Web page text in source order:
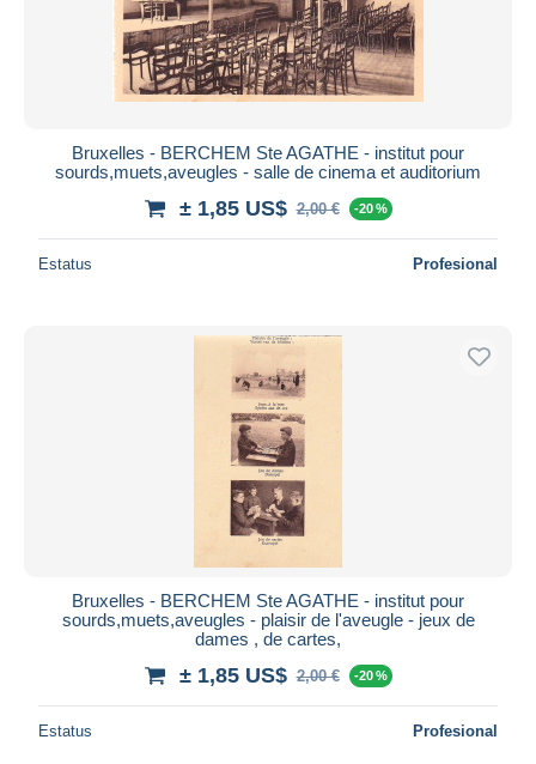
Bruxelles - BERCHEM Ste AGATHE - institut pour
sourds,muets,aveugles - salle de cinema et auditorium
± 1,85 US$ 2,00 € -20 %
Estatus Profesional
Bruxelles - BERCHEM Ste AGATHE - institut pour
sourds,muets,aveugles - plaisir de l'aveugle - jeux de
dames , de cartes,
± 1,85 US$ 2,00 € -20 %
Estatus Profesional